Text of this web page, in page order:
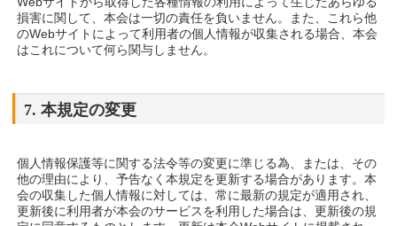
損害に関して、本会は一切の責任を負いません。また、これら他
のWebサイトによって利用者の個人情報が収集される場合、本会
はこれについて何ら関与しません。
7. 本規定の変更
個人情報保護等に関する法令等の変更に準じる為、または、その
他の理由により、予告なく本規定を更新する場合があります。本
会の収集した個人情報に対しては、常に最新の規定が適用され、
更新後に利用者が本会のサービスを利用した場合は、更新後の規